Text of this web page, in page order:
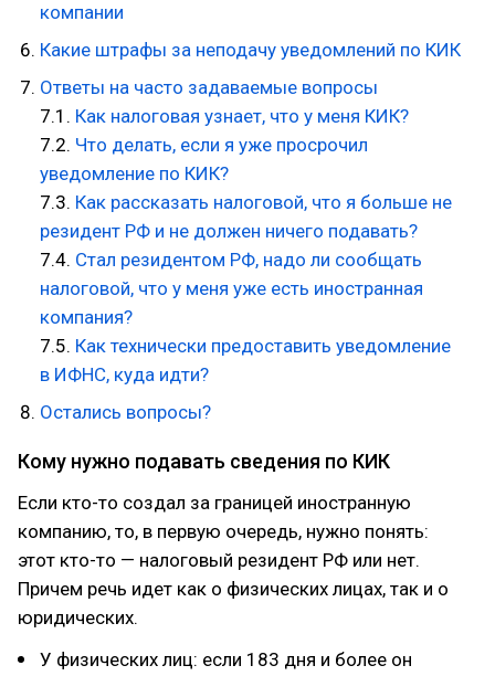
компании
Какие штрафы за неподачу уведомлений по КИК
Ответы на часто задаваемые вопросы
7.1. Как налоговая узнает, что у меня КИК?
7.2. Что делать, если я уже просрочил
уведомление по КИК?
7.3. Как рассказать налоговой, что я больше не
резидент РФ и не должен ничего подавать?
7.4. Стал резидентом РФ, надо ли сообщать
налоговой, что у меня уже есть иностранная
компания?
7.5. Как технически предоставить уведомление
в ИФНС, куда идти?
Остались вопросы?
Кому нужно подавать сведения по КИК
Если кто-то создал за границей иностранную
компанию, то, в первую очередь, нужно понять:
этот кто-то — налоговый резидент РФ или нет.
Причем речь идет как о физических лицах, так и о
юридических.
У физических лиц: если 183 дня и более он